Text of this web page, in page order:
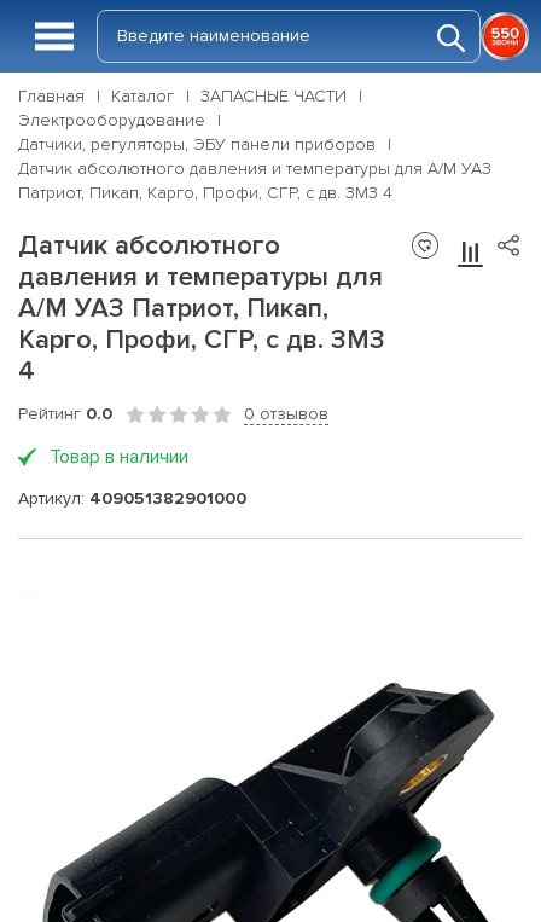
Главная Каталог
ЗАПАСНЫЕ ЧАСТИ
Электрооборудование
Датчики, регуляторы, ЭБУ панели приборов
Датчик абсолютного давления и температуры для А/М УАЗ
Патриот, Пикап, Карго, Профи, СГР, с дв. ЗМЗ 4
Датчик абсолютного
давления и температуры для
А/М УАЗ Патриот, Пикап,
Карго, Профи, СГР, с дв. ЗМЗ
4
Рейтинг 0.0 0 отзывов
Товар в наличии
Артикул: 409051382901000